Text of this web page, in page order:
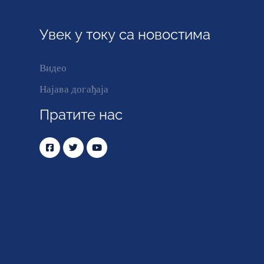
Увек у току са новостима
Видео
Најава догађаја
Пратите нас